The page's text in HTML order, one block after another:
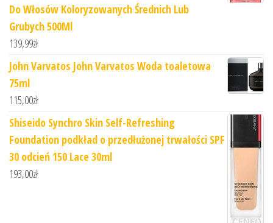
Do Włosów Koloryzowanych Średnich Lub
Grubych 500Ml
139,99zł
John Varvatos John Varvatos Woda toaletowa
75ml
115,00zł
Shiseido Synchro Skin Self-Refreshing
Foundation podkład o przedłużonej trwałości SPF
30 odcień 150 Lace 30ml
193,00zł